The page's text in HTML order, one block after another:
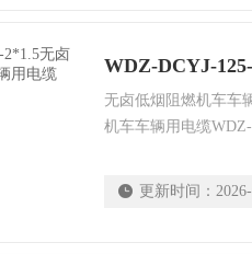
WDZ-DCYJ-
无卤低烟阻燃机车车
机车车辆用电缆
更新时间：